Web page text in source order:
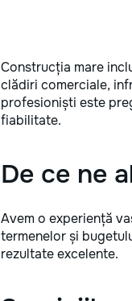
Construcția mare
clădiri comerciale,
profesioniști este
fiabilitate.
De ce ne
Avem o experiență
termenelor și
rezultate excelente.